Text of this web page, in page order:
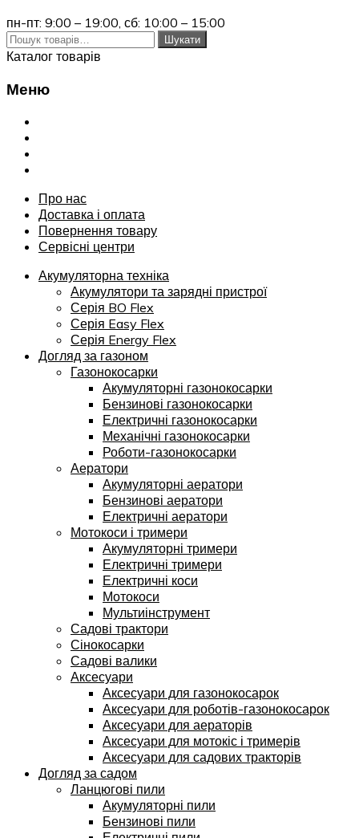
пн-пт: 9:00 – 19:00, сб: 10:00 – 15:00
Шукати:
Шукати
Каталог товарів
Меню
Переглянути
Про нас
Доставка і оплата
Повернення товару
Сервісні центри
Акумуляторна техніка
Акумулятори та зарядні пристрої
Серія BO Flex
Серія Easy Flex
Серія Energy Flex
Догляд за газоном
Газонокосарки
Акумуляторні газонокосарки
Бензинові газонокосарки
Електричні газонокосарки
Механічні газонокосарки
Роботи-газонокосарки
Аератори
Акумуляторні аератори
Бензинові аератори
Електричні аератори
Мотокоси і тримери
Акумуляторні тримери
Електричні тримери
Електричні коси
Мотокоси
Мультиінструмент
Садові трактори
Сінокосарки
Садові валики
Аксесуари
Аксесуари для газонокосарок
Аксесуари для роботів-газонокосарок
Аксесуари для аераторів
Аксесуари для мотокіс і тримерів
Аксесуари для садових тракторів
Догляд за садом
Ланцюгові пили
Акумуляторні пили
Бензинові пили